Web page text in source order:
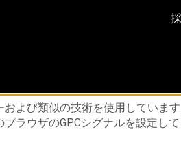
よび類似の技術を使用していま
ラウザのGPCシグナルを設定し